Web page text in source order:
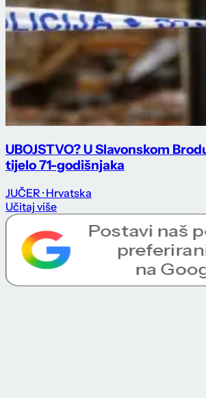
UBOJSTVO? U Slavonskom
tijelo 71-godišnjaka
JUČER · Hrvatska
Učitaj više